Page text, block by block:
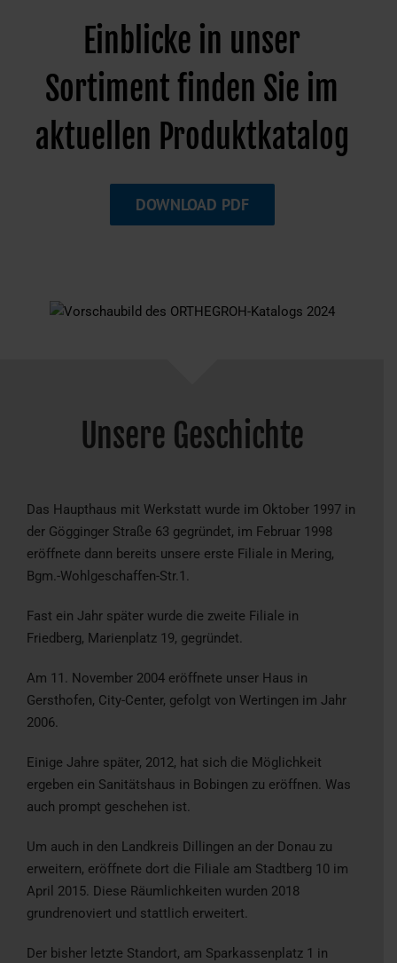
Einblicke in unser
Sortiment finden Sie im
aktuellen Produktkatalog
DOWNLOAD PDF
Unsere Geschichte
Das Haupthaus mit Werkstatt wurde im Oktober 1997 in
der Gögginger Straße 63 gegründet, im Februar 1998
eröffnete dann bereits unsere erste Filiale in Mering,
Bgm.-Wohlgeschaffen-Str.1.
Fast ein Jahr später wurde die zweite Filiale in
Friedberg, Marienplatz 19, gegründet.
Am 11. November 2004 eröffnete unser Haus in
Gersthofen, City-Center, gefolgt von Wertingen im Jahr
2006.
Einige Jahre später, 2012, hat sich die Möglichkeit
ergeben ein Sanitätshaus in Bobingen zu eröffnen. Was
auch prompt geschehen ist.
Um auch in den Landkreis Dillingen an der Donau zu
erweitern, eröffnete dort die Filiale am Stadtberg 10 im
April 2015. Diese Räumlichkeiten wurden 2018
grundrenoviert und stattlich erweitert.
Der bisher letzte Standort, am Sparkassenplatz 1 in